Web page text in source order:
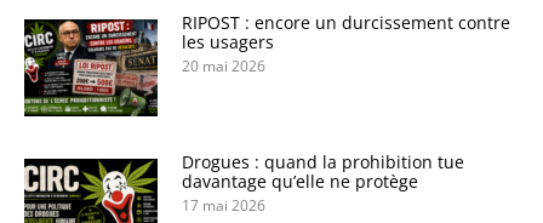
RIPOST : encore un durcissement contre
les usagers
20 mai 2026
Drogues : quand la prohibition tue
davantage qu’elle ne protège
17 mai 2026